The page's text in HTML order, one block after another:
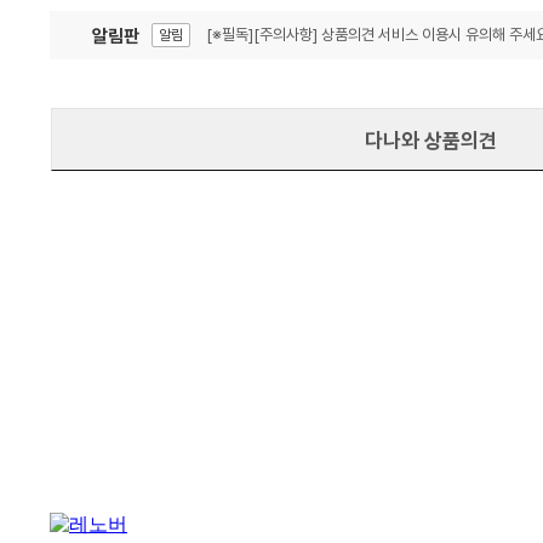
알림판 알림 [※필독][주의사항] 상품의견 서비스 이용시 유의해 주세
다나와 상품의견